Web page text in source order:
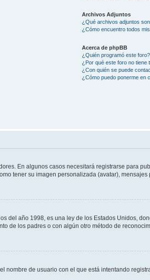
Archivos Adjuntos
¿Qué archivos adjuntos
¿Cómo encuentro todos
Acerca de phpBB
¿Quién programó este foro?
¿Por qué este foro no tiene
¿Con quién se puede
¿Cómo puedo ponerme en
En algunos casos necesitará registrarse para
tener su imagen personalizada (avatar),
del año 1998, es una ley de los Estados Unidos,
de los padres o con algún otro método de
nombre de usuario con el que está intentando